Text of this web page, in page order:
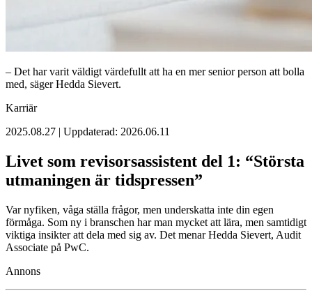
– Det har varit väldigt värdefullt att ha en mer senior person att bolla
med, säger Hedda Sievert.
Karriär
2025.08.27 | Uppdaterad: 2026.06.11
Livet som revisorsassistent del 1: “Största
utmaningen är tidspressen”
Var nyfiken, våga ställa frågor, men underskatta inte din egen
förmåga. Som ny i branschen har man mycket att lära, men samtidigt
viktiga insikter att dela med sig av. Det menar Hedda Sievert, Audit
Associate på PwC.
Annons